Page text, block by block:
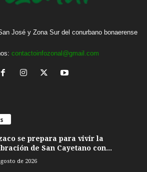
José y Zona Sur del conurbano bonaerense
contactoinfozonal@gmail.com
se prepara para vivir la
de San Cayetano con...
de 2026